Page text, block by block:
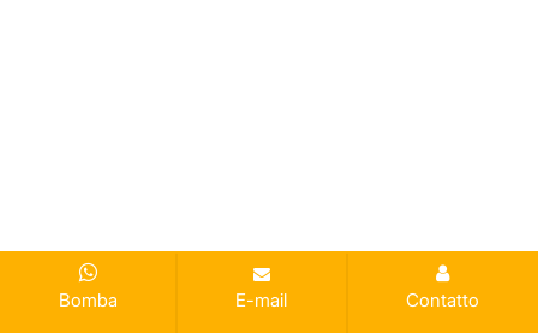
Bomba E-mail Contatto